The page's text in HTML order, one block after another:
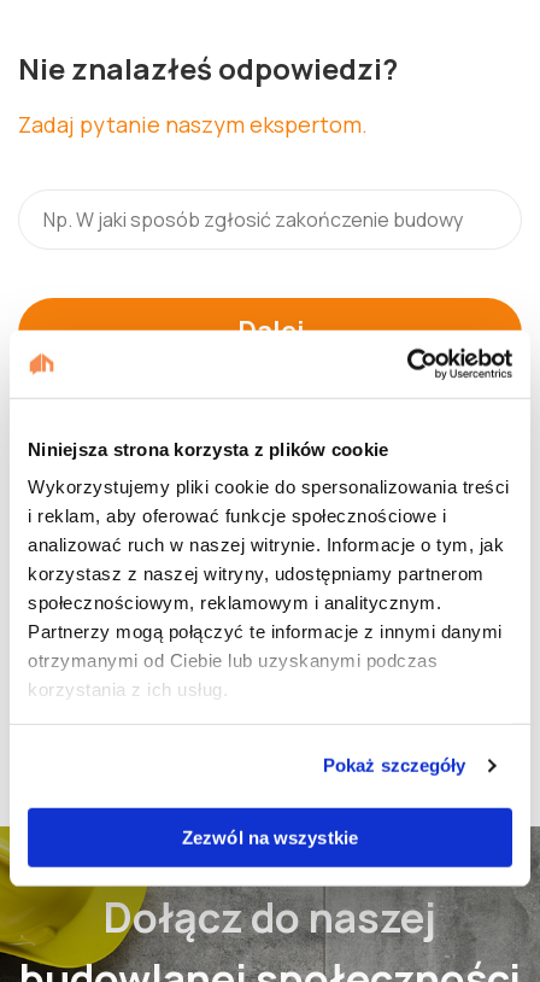
Niniejsza strona korzysta z plików cookie
Wykorzystujemy pliki cookie do spersonalizowania treści
i reklam, aby oferować funkcje społecznościowe i
analizować ruch w naszej witrynie. Informacje o tym, jak
korzystasz z naszej witryny, udostępniamy partnerom
społecznościowym, reklamowym i analitycznym.
Partnerzy mogą połączyć te informacje z innymi danymi
otrzymanymi od Ciebie lub uzyskanymi podczas
korzystania z ich usług.
Pokaż szczegóły
Zezwól na wszystkie
Nie znalazłeś odpowiedzi?
Zadaj pytanie naszym ekspertom.
Dalej
Dołącz do naszej